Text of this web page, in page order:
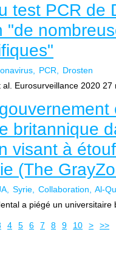
test PCR de
"de
PCR
Drosten
Eurosurveillance 2020 27
britannique
visant à
(The
Syrie Collaboration
Al-
a piégé un universitaire
4 5 6 7 8 9 10 > >>